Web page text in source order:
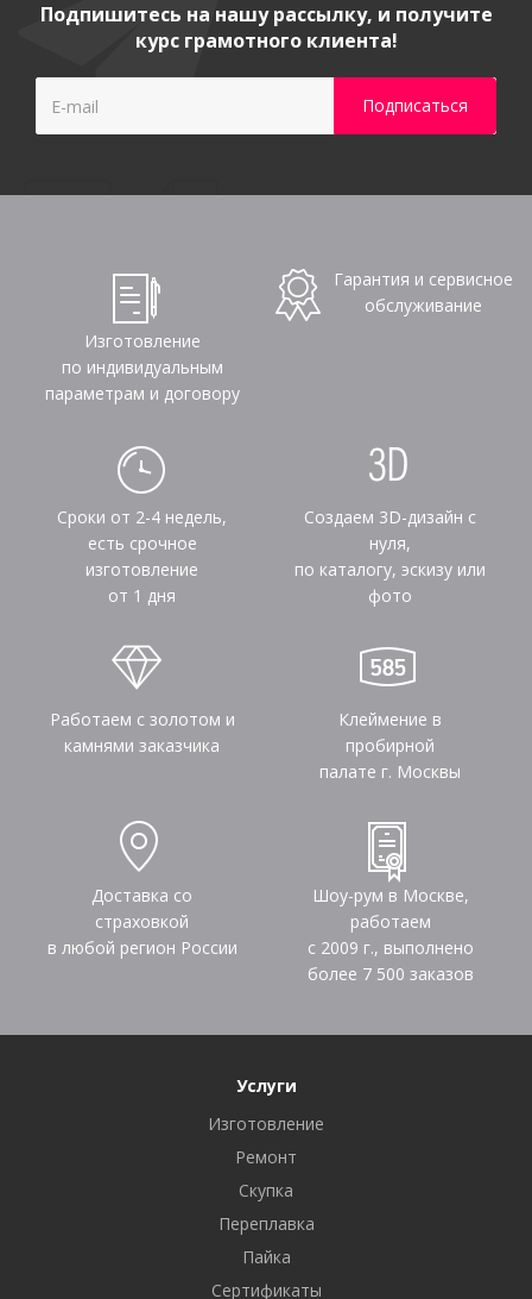
Подпишитесь на нашу рассылку, и получите
курс грамотного клиента!
Изготовление
по индивидуальным
параметрам и договору
Гарантия и сервисное
обслуживание
Сроки от 2-4 недель,
есть срочное
изготовление
от 1 дня
Создаем 3D-дизайн с
нуля,
по каталогу, эскизу или
фото
Работаем с золотом и
камнями заказчика
Клеймение в
пробирной
палате г. Москвы
Доставка со
страховкой
в любой регион России
Шоу-рум в Москве,
работаем
с 2009 г., выполнено
более 7 500 заказов
Услуги
Изготовление
Ремонт
Скупка
Переплавка
Пайка
Сертификаты